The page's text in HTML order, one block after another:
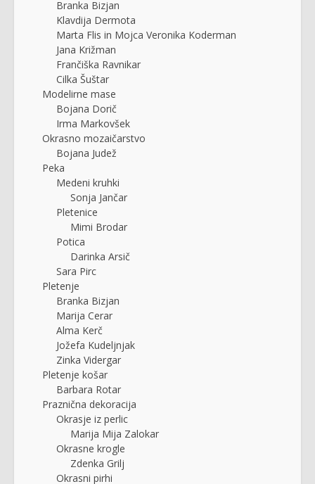
Branka Bizjan
Klavdija Dermota
Marta Flis in Mojca Veronika Koderman
Jana Križman
Frančiška Ravnikar
Cilka Šuštar
Modelirne mase
Bojana Dorič
Irma Markovšek
Okrasno mozaičarstvo
Bojana Judež
Peka
Medeni kruhki
Sonja Jančar
Pletenice
Mimi Brodar
Potica
Darinka Arsič
Sara Pirc
Pletenje
Branka Bizjan
Marija Cerar
Alma Kerč
Jožefa Kudeljnjak
Zinka Vidergar
Pletenje košar
Barbara Rotar
Praznična dekoracija
Okrasje iz perlic
Marija Mija Zalokar
Okrasne krogle
Zdenka Grilj
Okrasni pirhi